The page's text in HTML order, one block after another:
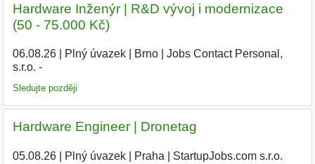
Hardware Inženýr | R&D vývoj i modernizace
(50 - 75.000 Kč)
06.08.26| Plný úvazek| Brno|
Jobs Contact Personal,
s.r.o. -|
Sledujte později
Hardware Engineer | Dronetag
05.08.26| Plný úvazek| Praha StartupJobs.com s.r.o.